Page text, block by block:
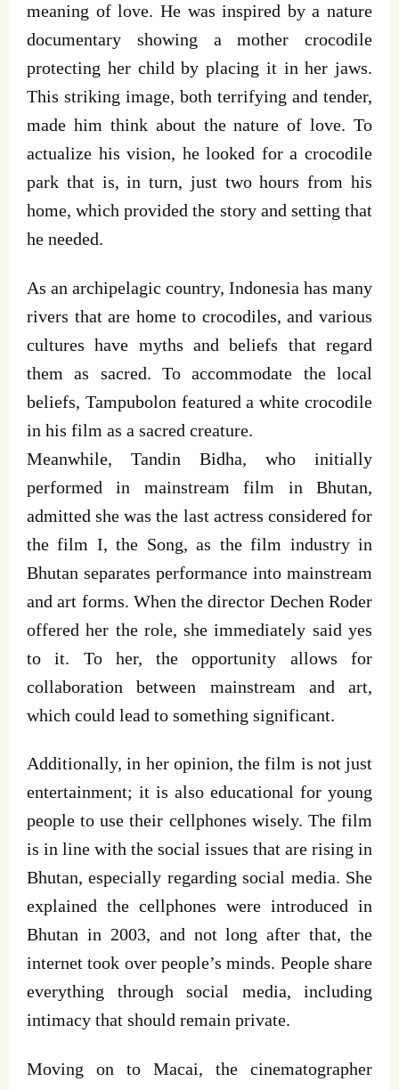
meaning of love. He was inspired by a nature
documentary showing a mother crocodile
protecting her child by placing it in her jaws.
This striking image, both terrifying and tender,
made him think about the nature of love. To
actualize his vision, he looked for a crocodile
park that is, in turn, just two hours from his
home, which provided the story and setting that
he needed.
As an archipelagic country, Indonesia has many
rivers that are home to crocodiles, and various
cultures have myths and beliefs that regard
them as sacred. To accommodate the local
beliefs, Tampubolon featured a white crocodile
in his film as a sacred creature.
Meanwhile, Tandin Bidha, who initially
performed in mainstream film in Bhutan,
admitted she was the last actress considered for
the film I, the Song, as the film industry in
Bhutan separates performance into mainstream
and art forms. When the director Dechen Roder
offered her the role, she immediately said yes
to it. To her, the opportunity allows for
collaboration between mainstream and art,
which could lead to something significant.
Additionally, in her opinion, the film is not just
entertainment; it is also educational for young
people to use their cellphones wisely. The film
is in line with the social issues that are rising in
Bhutan, especially regarding social media. She
explained the cellphones were introduced in
Bhutan in 2003, and not long after that, the
internet took over people’s minds. People share
everything through social media, including
intimacy that should remain private.
Moving on to Macai, the cinematographer